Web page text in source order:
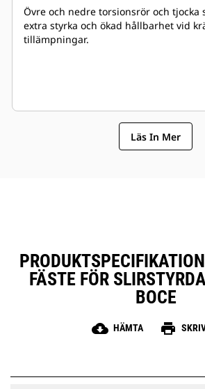
Övre och nedre torsionsrör och tjocka
extra styrka och ökad hållbarhet vid
tillämpningar.
Läs In Mer
FÄSTE FÖR
BOCE
cloud_download HÄMTA print